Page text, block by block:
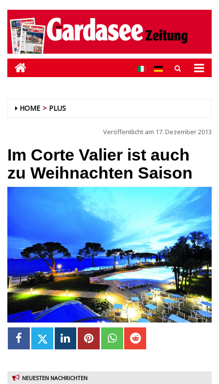
HOME PLUS
Veröffentlicht am 17. Dezember 2013
Im Corte Valier ist auch
zu Weihnachten Saison
NEUESTEN NACHRICHTEN